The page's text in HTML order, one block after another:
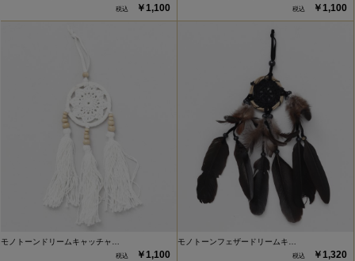
￥1,100 ￥1,100
モノトーンドリームキャッチャ…
￥1,100
モノトーンフェザードリームキ…
￥1,320